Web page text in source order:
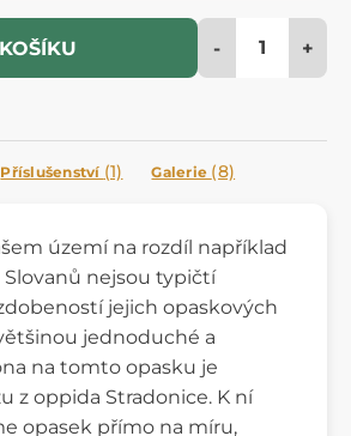
- +
Příslušenství (1) Galerie (8)
území na rozdíl například
nejsou typičtí
jejich opaskových
jednoduché a
na tomto opasku je
z oppida Stradonice. K ní
opasek přímo na míru,